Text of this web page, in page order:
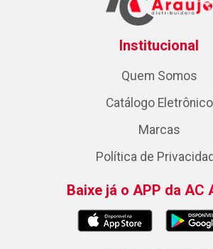
Institucional
Quem Somos
Catálogo Eletrônico
Marcas
Política de
Baixe já o APP da AC